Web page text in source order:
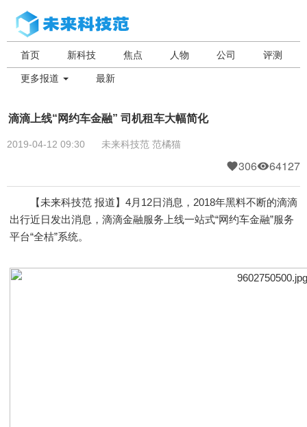
首页 新科技 焦点 人物 公司 评测
更多报道 最新
滴滴上线“网约车金融” 司机租车大幅简化
2019-04-12 09:30 未来科技范 范橘猫
306 64127
【未来科技范 报道】4月12日消息，2018年黑料不断的滴滴
出行近日发出消息，滴滴金融服务上线一站式“网约车金融”服务
平台“全桔”系统。